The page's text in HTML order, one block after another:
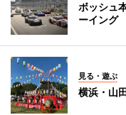
ボッシュ
ーイング
見る・遊ぶ
横浜・山